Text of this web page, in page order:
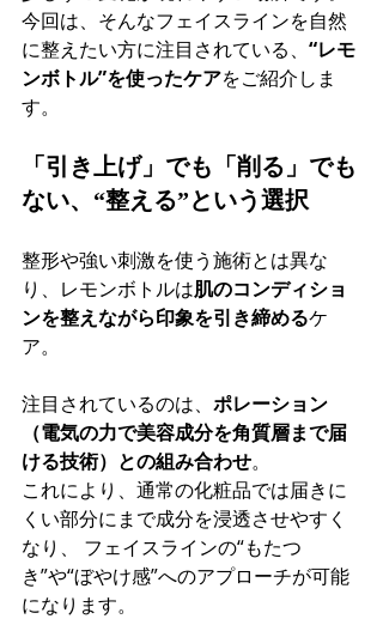
今回は、そんなフェイスラインを自然
に整えたい方に注目されている、 “レモ
ンボトル”を使ったケアをご紹介しま
す。
「引き上げ」でも「削る」でも
ない、“整える”という選択
整形や強い刺激を使う施術とは異な
り、レモンボトルは肌のコンディショ
ンを整えながら印象を引き締めるケ
ア。
注目されているのは、 ポレーション
（電気の力で美容成分を角質層まで届
ける技術）との組み合わせ。
これにより、通常の化粧品では届きに
くい部分にまで成分を浸透させやすく
なり、 フェイスラインの“もたつ
き”や“ぼやけ感”へのアプローチが可能
になります。